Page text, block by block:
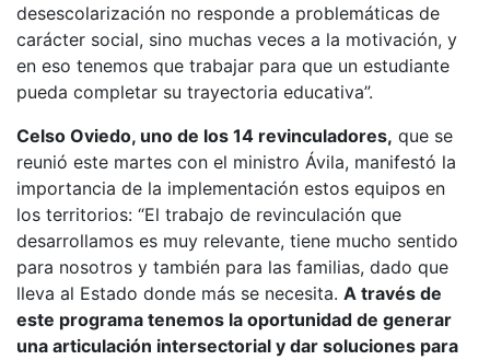
desescolarización no responde a problemáticas de
carácter social, sino muchas veces a la motivación, y
en eso tenemos que trabajar para que un estudiante
pueda completar su trayectoria educativa”.
Celso Oviedo, uno de los 14 revinculadores, que se
reunió este martes con el ministro Ávila, manifestó la
importancia de la implementación estos equipos en
los territorios: “El trabajo de revinculación que
desarrollamos es muy relevante, tiene mucho sentido
para nosotros y también para las familias, dado que
lleva al Estado donde más se necesita. A través de
este programa tenemos la oportunidad de generar
una articulación intersectorial y dar soluciones para